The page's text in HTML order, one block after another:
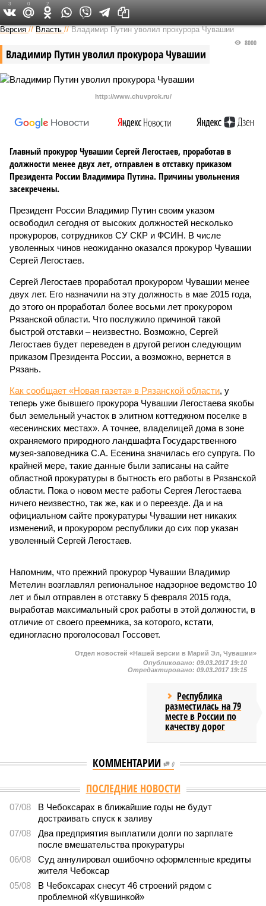
Версия в Чувашии
Версия //Власть //Владимир Путин уволил прокурора Чувашии
Владимир Путин уволил прокурора Чувашии
8000
http://www.chuvprok.ru/
Главный прокурор Чувашии Сергей Легостаев, проработав в
должности менее двух лет, отправлен в отставку приказом
Президента России Владимира Путина. Причины увольнения
засекречены.
Президент России Владимир Путин своим указом
освободил сегодня от высоких должностей несколько
прокуроров, сотрудников СУ СКР и ФСИН. В числе
уволенных чинов неожиданно оказался прокурор Чувашии
Сергей Легостаев.
Сергей Легостаев проработал прокурором Чувашии менее
двух лет. Его назначили на эту должность в мае 2015 года,
до этого он проработал более восьми лет прокурором
Рязанской области. Что послужило причиной такой
быстрой отставки – неизвестно. Возможно, Сергей
Легостаев будет переведен в другой регион следующим
приказом Президента России, а возможно, вернется в
Рязань.
Как сообщает «Новая газета» в Рязанской области, у
теперь уже бывшего прокурора Чувашии Легостаева якобы
был земельный участок в элитном коттеджном поселке в
«есенинских местах». А точнее, владелицей дома в зоне
охраняемого природного ландшафта Государственного
музея-заповедника С.А. Есенина значилась его супруга. По
крайней мере, такие данные были записаны на сайте
областной прокуратуры в бытность его работы в Рязанской
области. Пока о новом месте работы Сергея Легостаева
ничего неизвестно, так же, как и о переезде. Да и на
официальном сайте прокуратуры Чувашии нет никаких
изменений, и прокурором республики до сих пор указан
уволенный Сергей Легостаев.
Напомним, что прежний прокурор Чувашии Владимир
Метелин возглавлял региональное надзорное ведомство 10
лет и был отправлен в отставку 5 февраля 2015 года,
выработав максимальный срок работы в этой должности, в
отличие от своего преемника, за которого, кстати,
единогласно проголосовал Госсовет.
3 0 2
Отдел новостей «Нашей версии в Марий Эл, Чувашии»
Опубликовано: 09.03.2017 19:10
Отредактировано: 09.03.2017 19:15
Республика
разместилась на 79
месте в России по
качеству дорог
КОММЕНТАРИИ 0
ПОСЛЕДНИЕ НОВОСТИ
07/08
В Чебоксарах в ближайшие годы не будут
достраивать спуск к заливу
07/08
Два предприятия выплатили долги по зарплате
после вмешательства прокуратуры
06/08
Суд аннулировал ошибочно оформленные кредиты
жителя Чебоксар
05/08
В Чебоксарах снесут 46 строений рядом с
проблемной «Кувшинкой»